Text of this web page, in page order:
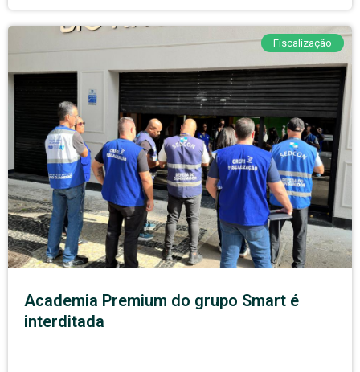
Fiscalização
Academia Premium do grupo Smart é
interditada